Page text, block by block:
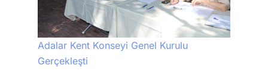
Adalar Kent Konseyi Genel Kurulu
Gerçekleşti